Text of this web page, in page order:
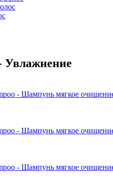
- Шампунь мягкое
- Шампунь мягкое
- Шампунь мягкое